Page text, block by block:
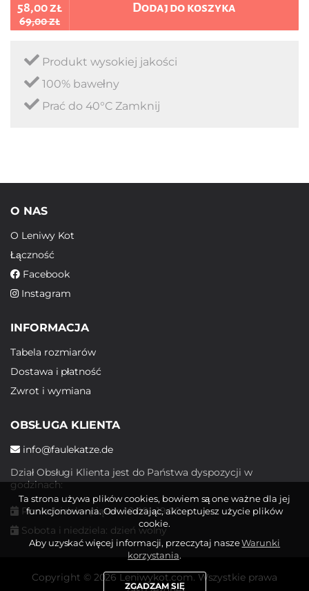
58,00 zł
69,00 zł
Dodaj do koszyka
Produkt wysokiej jakości
100% bawełny
Prać do 40°C Zamknij
O NAS
O Leniwy Kot
Łączność
Facebook
Instagram
INFORMACJA
Tabela rozmiarów
Dostawa i płatność
Zwrot i wymiana
OBSŁUGA KLIENTA
info@faulekatze.de
Dział Obsługi Klienta jest do Państwa dyspozycji w
godzinach:
Poniedziałek - piątek: 10:00 - 19:00
Sobota i niedziela: dzień wolny
Copyright © 2026 Leniwykot.com. Wszystkie prawa
Ta strona używa plików cookies, bowiem są one ważne dla jej
funkcjonowania. Odwiedzając, akceptujesz użycie plików
cookie.
Aby uzyskać więcej informacji, przeczytaj naszeWarunki
korzystania.
ZGADZAM SIĘ